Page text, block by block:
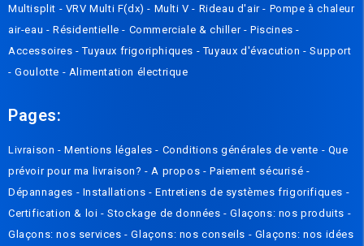
Multisplit - VRV Multi F(dx)- Multi V- Rideau d'air- Pompe à chaleur
air-eau -Résidentielle- Commerciale & chiller -Piscines-
Accessoires-Tuyaux frigoriphiques -Tuyaux d'évacution-Support
-Goulotte - Alimentation électrique
Pages:
Livraison -Mentions légales- Conditions générales de vente - Que
prévoir pour ma livraison? - A propos -Paiement sécurisé -
Dépannages - Installations-Entretiens de systèmes frigorifiques -
Certification & loi -Stockage de données-Glaçons: nos produits -
Glaçons: nos services-Glaçons: nos conseils - Glaçons: nos idées